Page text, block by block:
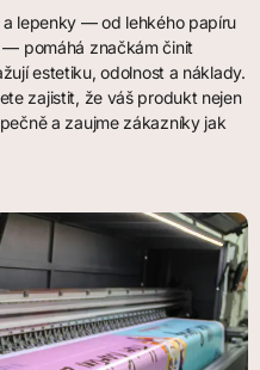
lepenky — od lehkého papíru
pomáhá značkám činit
estetiku, odolnost a náklady.
zajistit, že váš produkt nejen
a zaujme zákazníky jak